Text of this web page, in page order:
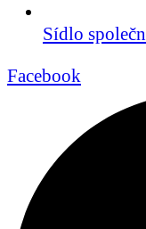
Sídlo
Facebook